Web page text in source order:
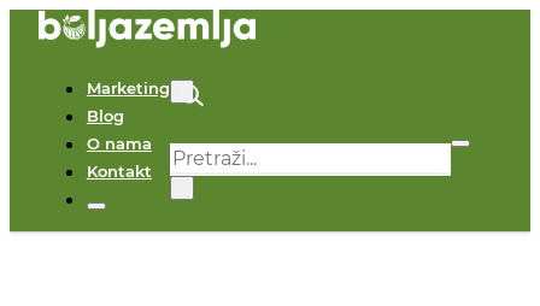
Marketing
Blog
O nama
Kontakt
Pretraga